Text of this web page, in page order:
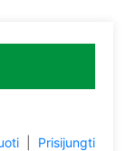
Prisijungti